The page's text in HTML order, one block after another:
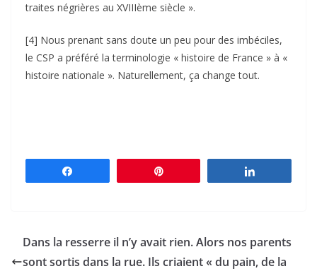
traites négrières au XVIIIème siècle ».
[4] Nous prenant sans doute un peu pour des imbéciles,
le CSP a préféré la terminologie « histoire de France » à «
histoire nationale ». Naturellement, ça change tout.
Dans la resserre il n’y avait rien. Alors nos parents
sont sortis dans la rue. Ils criaient « du pain, de la